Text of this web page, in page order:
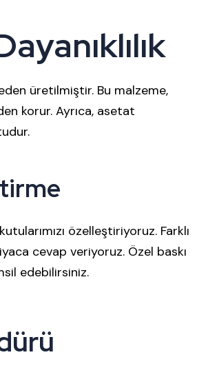
üretilmiştir. Bu malzeme,
korur. Ayrıca, asetat
özelleştiriyoruz. Farklı
cevap veriyoruz. Özel baskı
edebilirsiniz.